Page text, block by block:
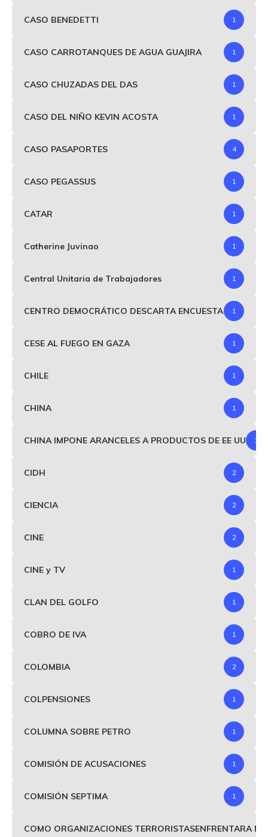
CASO BENEDETTI 1
CASO CARROTANQUES DE AGUA GUAJIRA 1
CASO CHUZADAS DEL DAS 1
CASO DEL NIÑO KEVIN ACOSTA 1
CASO PASAPORTES 4
CASO PEGASSUS 1
CATAR 1
Catherine Juvinao 1
Central Unitaria de Trabajadores 1
CENTRO DEMOCRÁTICO DESCARTA ENCUESTA 1
CESE AL FUEGO EN GAZA 1
CHILE 1
CHINA 1
CHINA IMPONE ARANCELES A PRODUCTOS DE EE UU 1
CIDH 2
CIENCIA 2
CINE 2
CINE y TV 1
CLAN DEL GOLFO 1
COBRO DE IVA 1
COLOMBIA 2
COLPENSIONES 1
COLUMNA SOBRE PETRO 1
COMISIÓN DE ACUSACIONES 1
COMISIÓN SEPTIMA 1
COMO ORGANIZACIONES TERRORISTASENFRENTARA